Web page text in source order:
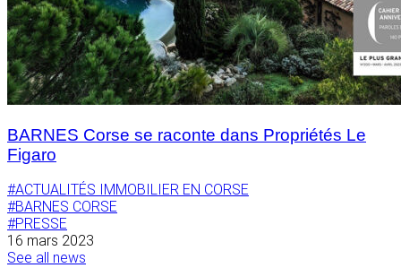
BARNES Corse se raconte dans Propriétés Le
Figaro
#ACTUALITÉS IMMOBILIER EN CORSE
#BARNES CORSE
#PRESSE
16 mars 2023
See all news